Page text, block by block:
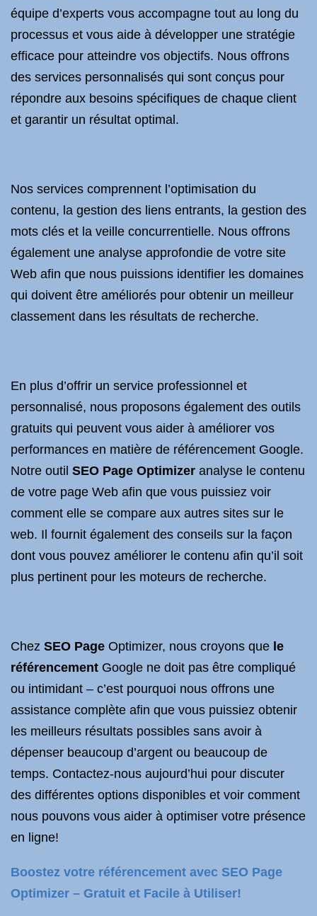
équipe d’experts vous accompagne tout au long du
processus et vous aide à développer une stratégie
efficace pour atteindre vos objectifs. Nous offrons
des services personnalisés qui sont conçus pour
répondre aux besoins spécifiques de chaque client
et garantir un résultat optimal.
Nos services comprennent l’optimisation du
contenu, la gestion des liens entrants, la gestion des
mots clés et la veille concurrentielle. Nous offrons
également une analyse approfondie de votre site
Web afin que nous puissions identifier les domaines
qui doivent être améliorés pour obtenir un meilleur
classement dans les résultats de recherche.
En plus d’offrir un service professionnel et
personnalisé, nous proposons également des outils
gratuits qui peuvent vous aider à améliorer vos
performances en matière de référencement Google.
Notre outil SEO Page Optimizer analyse le contenu
de votre page Web afin que vous puissiez voir
comment elle se compare aux autres sites sur le
web. Il fournit également des conseils sur la façon
dont vous pouvez améliorer le contenu afin qu’il soit
plus pertinent pour les moteurs de recherche.
Chez SEO Page Optimizer, nous croyons que le
référencement Google ne doit pas être compliqué
ou intimidant – c’est pourquoi nous offrons une
assistance complète afin que vous puissiez obtenir
les meilleurs résultats possibles sans avoir à
dépenser beaucoup d’argent ou beaucoup de
temps. Contactez-nous aujourd’hui pour discuter
des différentes options disponibles et voir comment
nous pouvons vous aider à optimiser votre présence
en ligne!
Boostez votre référencement avec SEO Page
Optimizer – Gratuit et Facile à Utiliser!